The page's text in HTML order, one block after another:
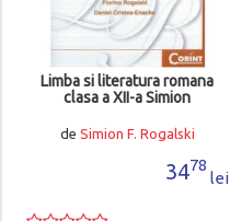
Limba si literatura romana
clasa a XII-a Simion
de Simion F. Rogalski
3478
lei